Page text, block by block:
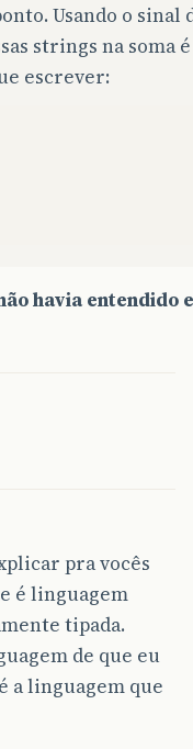
Usando o sinal
strings na soma
escrever:
havia entendido
pra vocês
é linguagem
tipada.
de que eu
a linguagem que